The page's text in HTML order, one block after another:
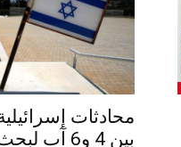
محادثات
بين 4 و6